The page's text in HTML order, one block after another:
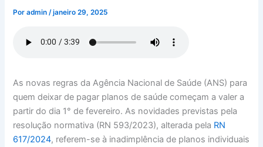
Poradmin/janeiro 29, 2025
As novas regras da Agência Nacional de Saúde (ANS) para
quem deixar de pagar planos de saúde começam a valer a
partir do dia 1° de fevereiro. As novidades previstas pela
resolução normativa (RN 593/2023), alterada pela RN
617/2024, referem-se à inadimplência de planos individuais